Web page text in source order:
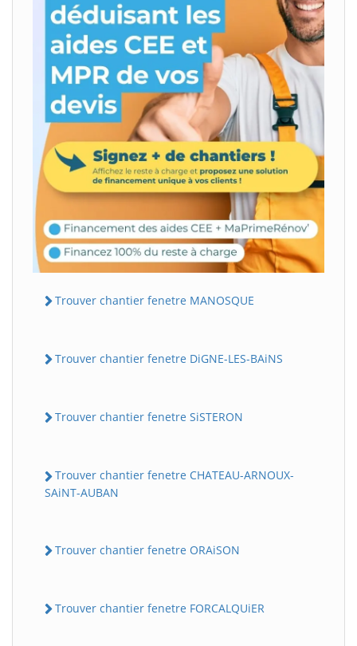
Trouver chantier fenetre MANOSQUE
Trouver chantier fenetre DiGNE-LES-BAiNS
Trouver chantier fenetre SiSTERON
Trouver chantier fenetre CHATEAU-ARNOUX-
SAiNT-AUBAN
Trouver chantier fenetre ORAiSON
Trouver chantier fenetre FORCALQUiER